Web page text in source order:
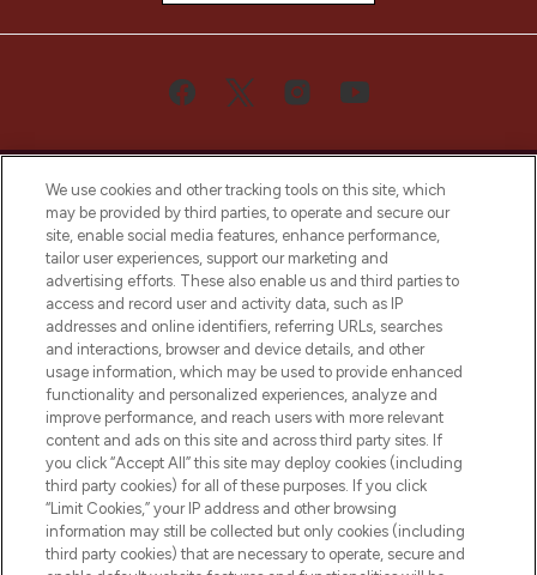
Bądź pierwszą osobą, która dowie się o
najnowszych produktach, od niszowych i
uznanych marek, sezonowych trendach i
otrzyma ekskluzywne artykuły redakcyjne
z Sunday Supplement.
Zgoda na pliki cookie
Do Not Sell or Share My Personal
Information
POMOC & INFORMACJE
We use cookies and other tracking tools on this site, which
may be provided by third parties, to operate and secure our
site, enable social media features, enhance performance,
tailor user experiences, support our marketing and
advertising efforts. These also enable us and third parties to
access and record user and activity data, such as IP
addresses and online identifiers, referring URLs, searches
and interactions, browser and device details, and other
usage information, which may be used to provide enhanced
functionality and personalized experiences, analyze and
improve performance, and reach users with more relevant
content and ads on this site and across third party sites. If
you click “Accept All” this site may deploy cookies (including
third party cookies) for all of these purposes. If you click
“Limit Cookies,” your IP address and other browsing
information may still be collected but only cookies (including
third party cookies) that are necessary to operate, secure and